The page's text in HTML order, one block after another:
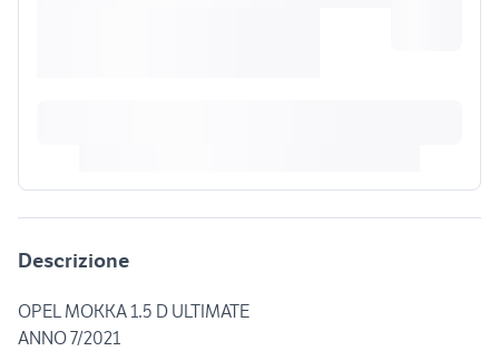
Descrizione
OPEL MOKKA 1.5 D ULTIMATE
ANNO 7/2021